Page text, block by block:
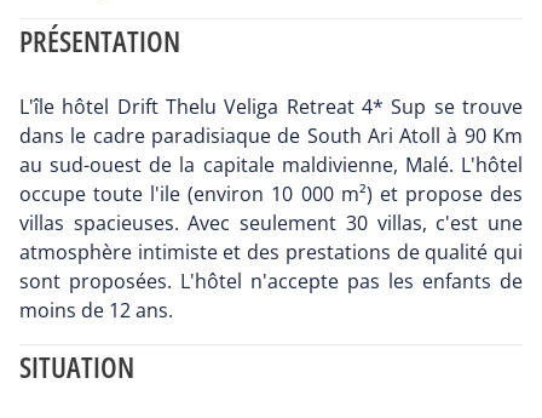
PRÉSENTATION
L'île hôtel Drift Thelu Veliga Retreat 4* Sup se trouve
dans le cadre paradisiaque de South Ari Atoll à 90 Km
au sud-ouest de la capitale maldivienne, Malé. L'hôtel
occupe toute l'ile (environ 10 000 m²) et propose des
villas spacieuses. Avec seulement 30 villas, c'est une
atmosphère intimiste et des prestations de qualité qui
sont proposées. L'hôtel n'accepte pas les enfants de
moins de 12 ans.
SITUATION